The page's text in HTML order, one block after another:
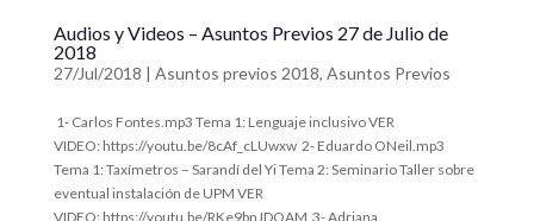
Audios y Videos – Asuntos Previos 27 de Julio de
2018
27/Jul/2018 | Asuntos previos 2018, Asuntos Previos
1- Carlos Fontes.mp3 Tema 1: Lenguaje inclusivo VER
VIDEO: https://youtu.be/8cAf_cLUwxw 2- Eduardo ONeil.mp3
Tema 1: Taxímetros – Sarandí del Yi Tema 2: Seminario Taller sobre
eventual instalación de UPM VER
VIDEO: https://youtu.be/RKe9bnJDQAM 3- Adriana...